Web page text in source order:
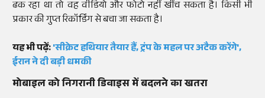
ढक रहा था तो वह वीडियो और फोटो नहीं खींच सकता है। किसी भी
प्रकार की गुप्त रिकॉर्डिंग से बचा जा सकता है।
यह भी पढ़ें:'सीक्रेट हथियार तैयार हैं, ट्रंप के महल पर अटैक करेंगे',
ईरान ने दी बड़ी धमकी
मोबाइल को निगरानी डिवाइस में बदलने का खतरा